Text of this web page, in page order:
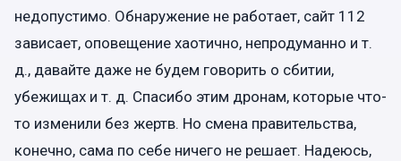
недопустимо. Обнаружение не работает, сайт 112
зависает, оповещение хаотично, непродуманно и т.
д., давайте даже не будем говорить о сбитии,
убежищах и т. д. Спасибо этим дронам, которые что-
то изменили без жертв. Но смена правительства,
конечно, сама по себе ничего не решает. Надеюсь,